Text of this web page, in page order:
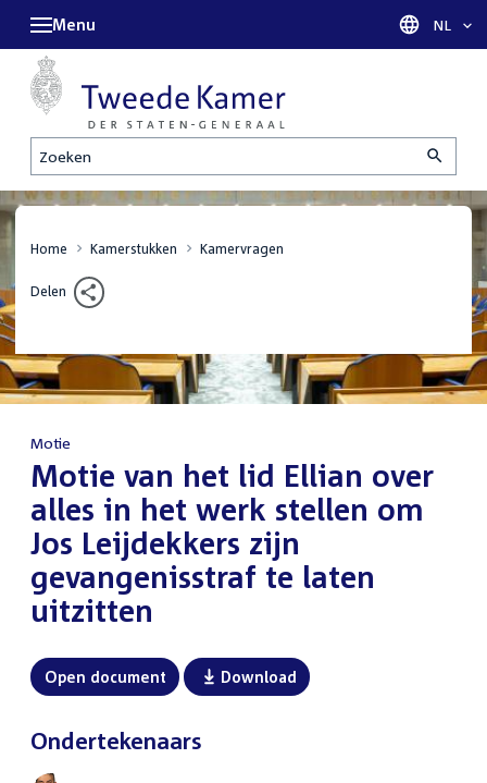
Zoeken
Menu Taal
NL
Home Kamerstukken Kamervragen
Delen
Motie
:Motie van het lid Ellian over
alles in het werk stellen om
Jos Leijdekkers zijn
gevangenisstraf te laten
uitzitten
Open document Download
Ondertekenaars